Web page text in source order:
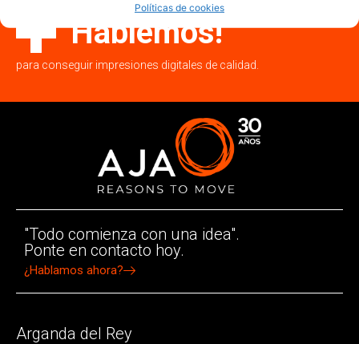
Políticas de cookies
Hablemos!
para conseguir impresiones digitales de calidad.
"Todo comienza con una idea".
Ponte en contacto hoy.
¿Hablamos ahora?
Arganda del Rey